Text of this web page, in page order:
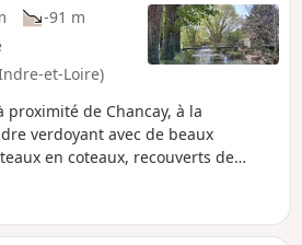
-91 m
et-Loire)
de Chancay, à la
verdoyant avec de beaux
en coteaux, recouverts de
la Prairie avec des étangs.
émaillent le parcours.